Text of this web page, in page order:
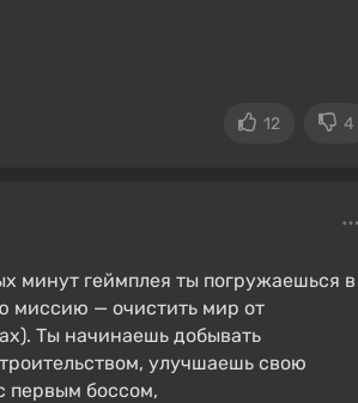
12 4
минут геймплея ты погружаешься в
миссию — очистить мир от
Ты начинаешь добывать
улучшаешь свою
первым боссом,